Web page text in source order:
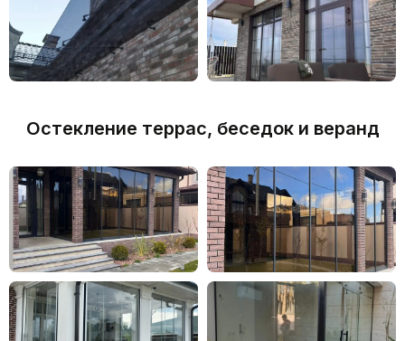
Остекление террас, беседок и веранд